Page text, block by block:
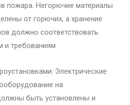
пожара. Негорючие материалы
от горючих, а хранение
должно соответствовать
требованиям.
Электрические
на
быть установлены и